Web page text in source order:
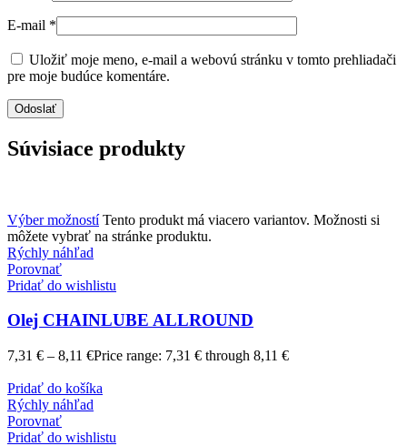
E-mail *
Uložiť moje meno, e-mail a webovú stránku v tomto prehliadači
pre moje budúce komentáre.
Súvisiace produkty
Výber možností Tento produkt má viacero variantov. Možnosti si
môžete vybrať na stránke produktu.
Rýchly náhľad
Porovnať
Pridať do wishlistu
Olej CHAINLUBE ALLROUND
7,31 € – 8,11 €Price range: 7,31 € through 8,11 €
Pridať do košíka
Rýchly náhľad
Porovnať
Pridať do wishlistu